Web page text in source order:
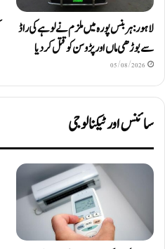
لاہور: ہربنس پورہ میں ملزم نے لوہے کی راڈ
سے بوڑھی ماں اور پڑوسن کو قتل کر دیا
05/08/2026
سائنس اور ٹیکنالوجی